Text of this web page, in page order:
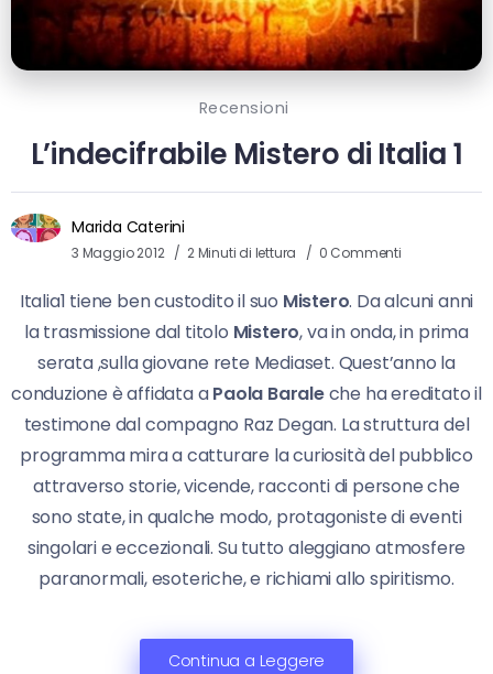
Recensioni
L’indecifrabile Mistero di Italia 1
Marida Caterini
3 Maggio 2012 2 Minuti di lettura 0 Commenti
Italia1 tiene ben custodito il suo Mistero. Da alcuni anni
la trasmissione dal titolo Mistero, va in onda, in prima
serata ,sulla giovane rete Mediaset. Quest’anno la
conduzione è affidata aPaola Baraleche ha ereditato il
testimone dal compagno Raz Degan. La struttura del
programma mira a catturare la curiosità del pubblico
attraverso storie, vicende, racconti di persone che
sono state, in qualche modo, protagoniste di eventi
singolari e eccezionali. Su tutto aleggiano atmosfere
paranormali, esoteriche, e richiami allo spiritismo.
Continua a Leggere